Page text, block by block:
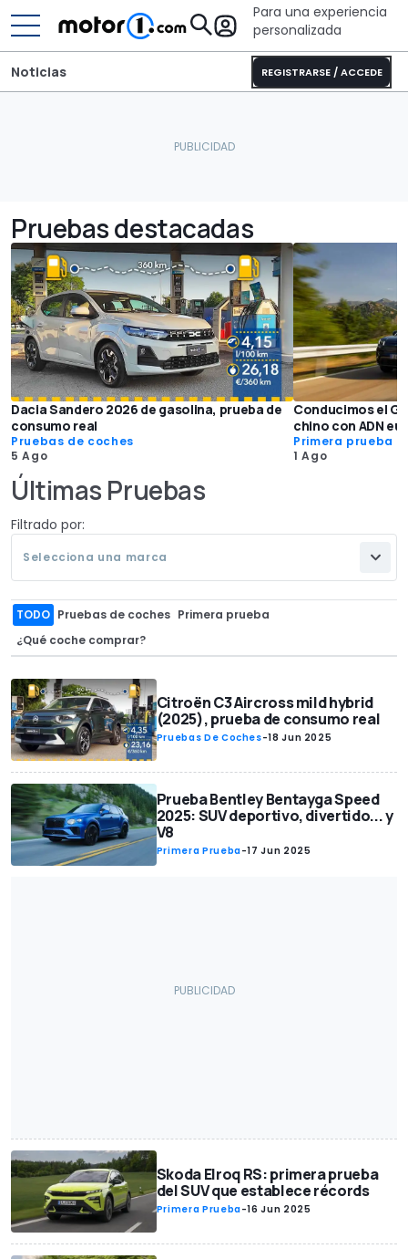
Para una experiencia
personalizada
REGISTRARSE / ACCEDE
Noticias
Pruebas destacadas
Dacia Sandero 2026 de gasolina, prueba de
consumo real
Pruebas de coches
5 Ago
Conducimos el
chino con ADN
Primera prueba
1 Ago
Últimas Pruebas
Filtrado por:
Selecciona una marca
TODO Pruebas de coches Primera prueba
¿Qué coche comprar?
Citroën C3 Aircross mild hybrid
(2025), prueba de consumo real
Pruebas De Coches-18 Jun 2025
Prueba Bentley Bentayga Speed
2025: SUV deportivo, divertido... y
V8
Primera Prueba-17 Jun 2025
Skoda Elroq RS: primera prueba
del SUV que establece récords
Primera Prueba-16 Jun 2025